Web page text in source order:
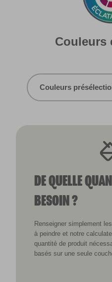
Couleurs
Couleurs
DE QUELLE
BESOIN ?
Renseigner simplement
à peindre et notre
quantité de produit
basés sur une seule